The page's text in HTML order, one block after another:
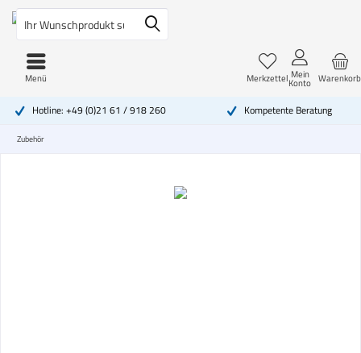
Hotline: +49 (0)21 61 / 918 260 Kompetente Beratung
Warenkorb
Merkzettel Mein
Konto
Menü
Zubehör